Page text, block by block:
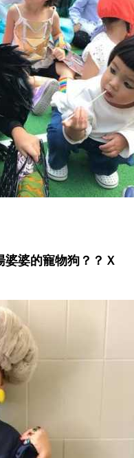
婆的寵物狗？？Ｘ